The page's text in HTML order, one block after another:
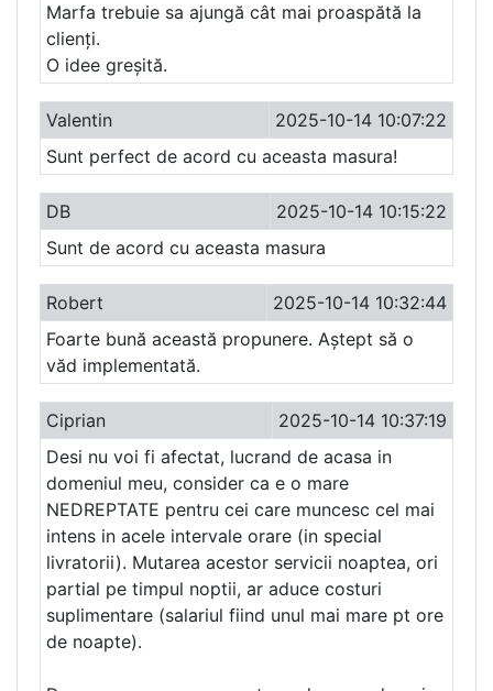
Marfa trebuie sa ajungă cât mai proaspătă la
clienți.
O idee greșită.
Valentin
2025-10-14 10:07:22
Sunt perfect de acord cu aceasta masura!
DB
2025-10-14 10:15:22
Sunt de acord cu aceasta masura
Robert
2025-10-14 10:32:44
Foarte bună această propunere. Aștept să o
văd implementată.
Ciprian
2025-10-14 10:37:19
Desi nu voi fi afectat, lucrand de acasa in
domeniul meu, consider ca e o mare
NEDREPTATE pentru cei care muncesc cel mai
intens in acele intervale orare (in special
livratorii). Mutarea acestor servicii noaptea, ori
partial pe timpul noptii, ar aduce costuri
suplimentare (salariul fiind unul mai mare pt ore
de noapte).